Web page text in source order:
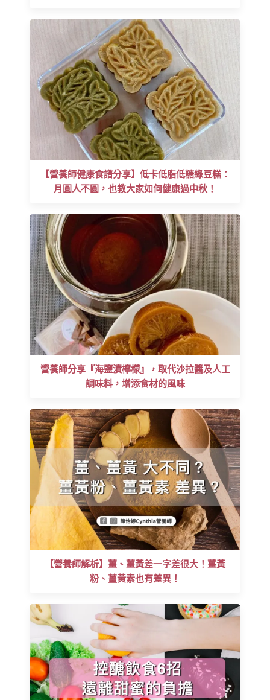
【營養師健康食譜分享】低卡低脂低糖綠豆糕：
月圓人不圓，也教大家如何健康過中秋！
營養師分享『海鹽漬檸檬』，取代沙拉醬及人工
調味料，增添食材的風味
【營養師解析】薑、薑黃差一字差很大！薑黃
粉、薑黃素也有差異！